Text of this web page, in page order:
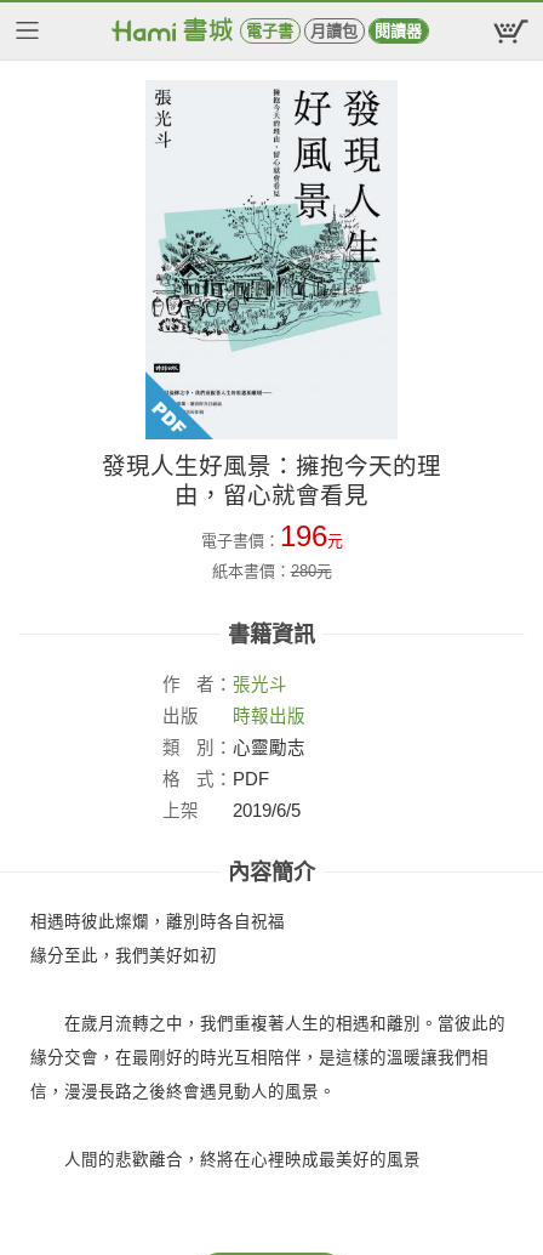
電子書 月讀包 閱讀器
發現人生好風景：擁抱今天的理
由，留心就會看見
電子書價： 196元
紙本書價：280元
書籍資訊
作 者： 張光斗
出版
社：
時報出版
類
別： 心靈勵志
格
式： PDF
上架
2019/6/5
內容簡介
相遇時彼此燦爛，離別時各自祝福
緣分至此，我們美好如初
在歲月流轉之中，我們重複著人生的相遇和離別。當彼此的
緣分交會，在最剛好的時光互相陪伴，是這樣的溫暖讓我們相
信，漫漫長路之後終會遇見動人的風景。
人間的悲歡離合，終將在心裡映成最美好的風景